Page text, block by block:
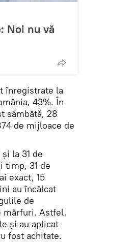
Noi nu vă
înregistrate la
43%. În
sâmbătă, 28
de mijloace de
la 31 de
timp, 31 de
exact, 15
au încălcat
de
mărfuri. Astfel,
și au aplicat
fost achitate.